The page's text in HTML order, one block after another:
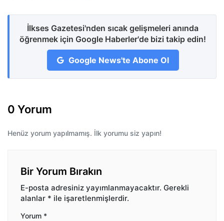
İlkses Gazetesi'nden sıcak gelişmeleri anında
öğrenmek için Google Haberler'de bizi takip edin!
Google News'te Abone Ol
0 Yorum
Henüz yorum yapılmamış. İlk yorumu siz yapın!
Bir Yorum Bırakın
E-posta adresiniz yayımlanmayacaktır. Gerekli
alanlar * ile işaretlenmişlerdir.
Yorum *